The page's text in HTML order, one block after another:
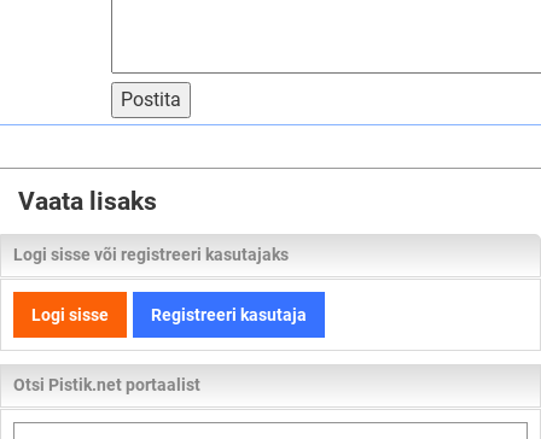
Postita
Vaata lisaks
Logi sisse või registreeri kasutajaks
Logi sisse Registreeri kasutaja
Otsi Pistik.net portaalist